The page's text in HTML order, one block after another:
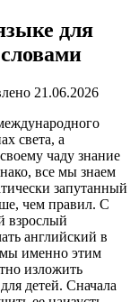
для
21.06.2026
света, а
чаду знание
все мы знаем
запутанный
чем правил. С
взрослый
английский в
мы именно этим
изложить
детей. Сначала